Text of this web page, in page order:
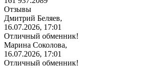
Отзывы
Дмитрий Беляев,
16.07.2026, 17:01
Отличный обменник!
Марина Соколова,
16.07.2026, 17:01
Отличный обменник!